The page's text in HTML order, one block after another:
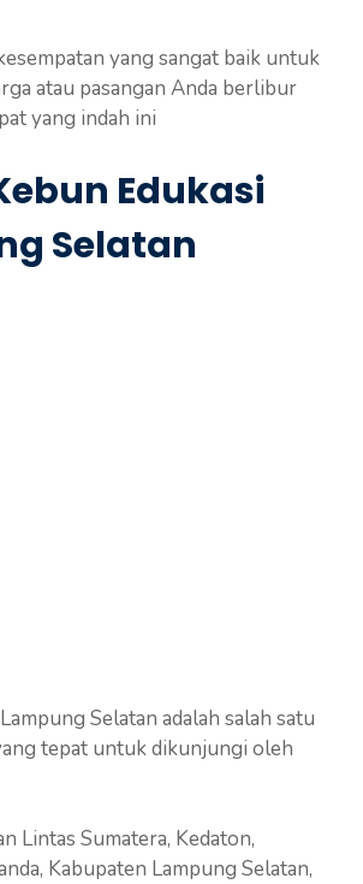
yang sangat baik untuk
atau pasangan Anda berlibur
yang indah ini
Edukasi
Selatan
Selatan adalah salah satu
tepat untuk dikunjungi oleh
Lintas Sumatera, Kedaton,
Kabupaten Lampung Selatan,